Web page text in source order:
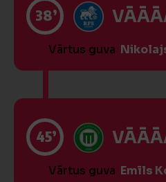
38’
Vārtus guva
45’
Vārtus guva Emīls